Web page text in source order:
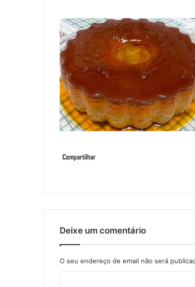
Deixe um comentário
O seu endereço de email não será